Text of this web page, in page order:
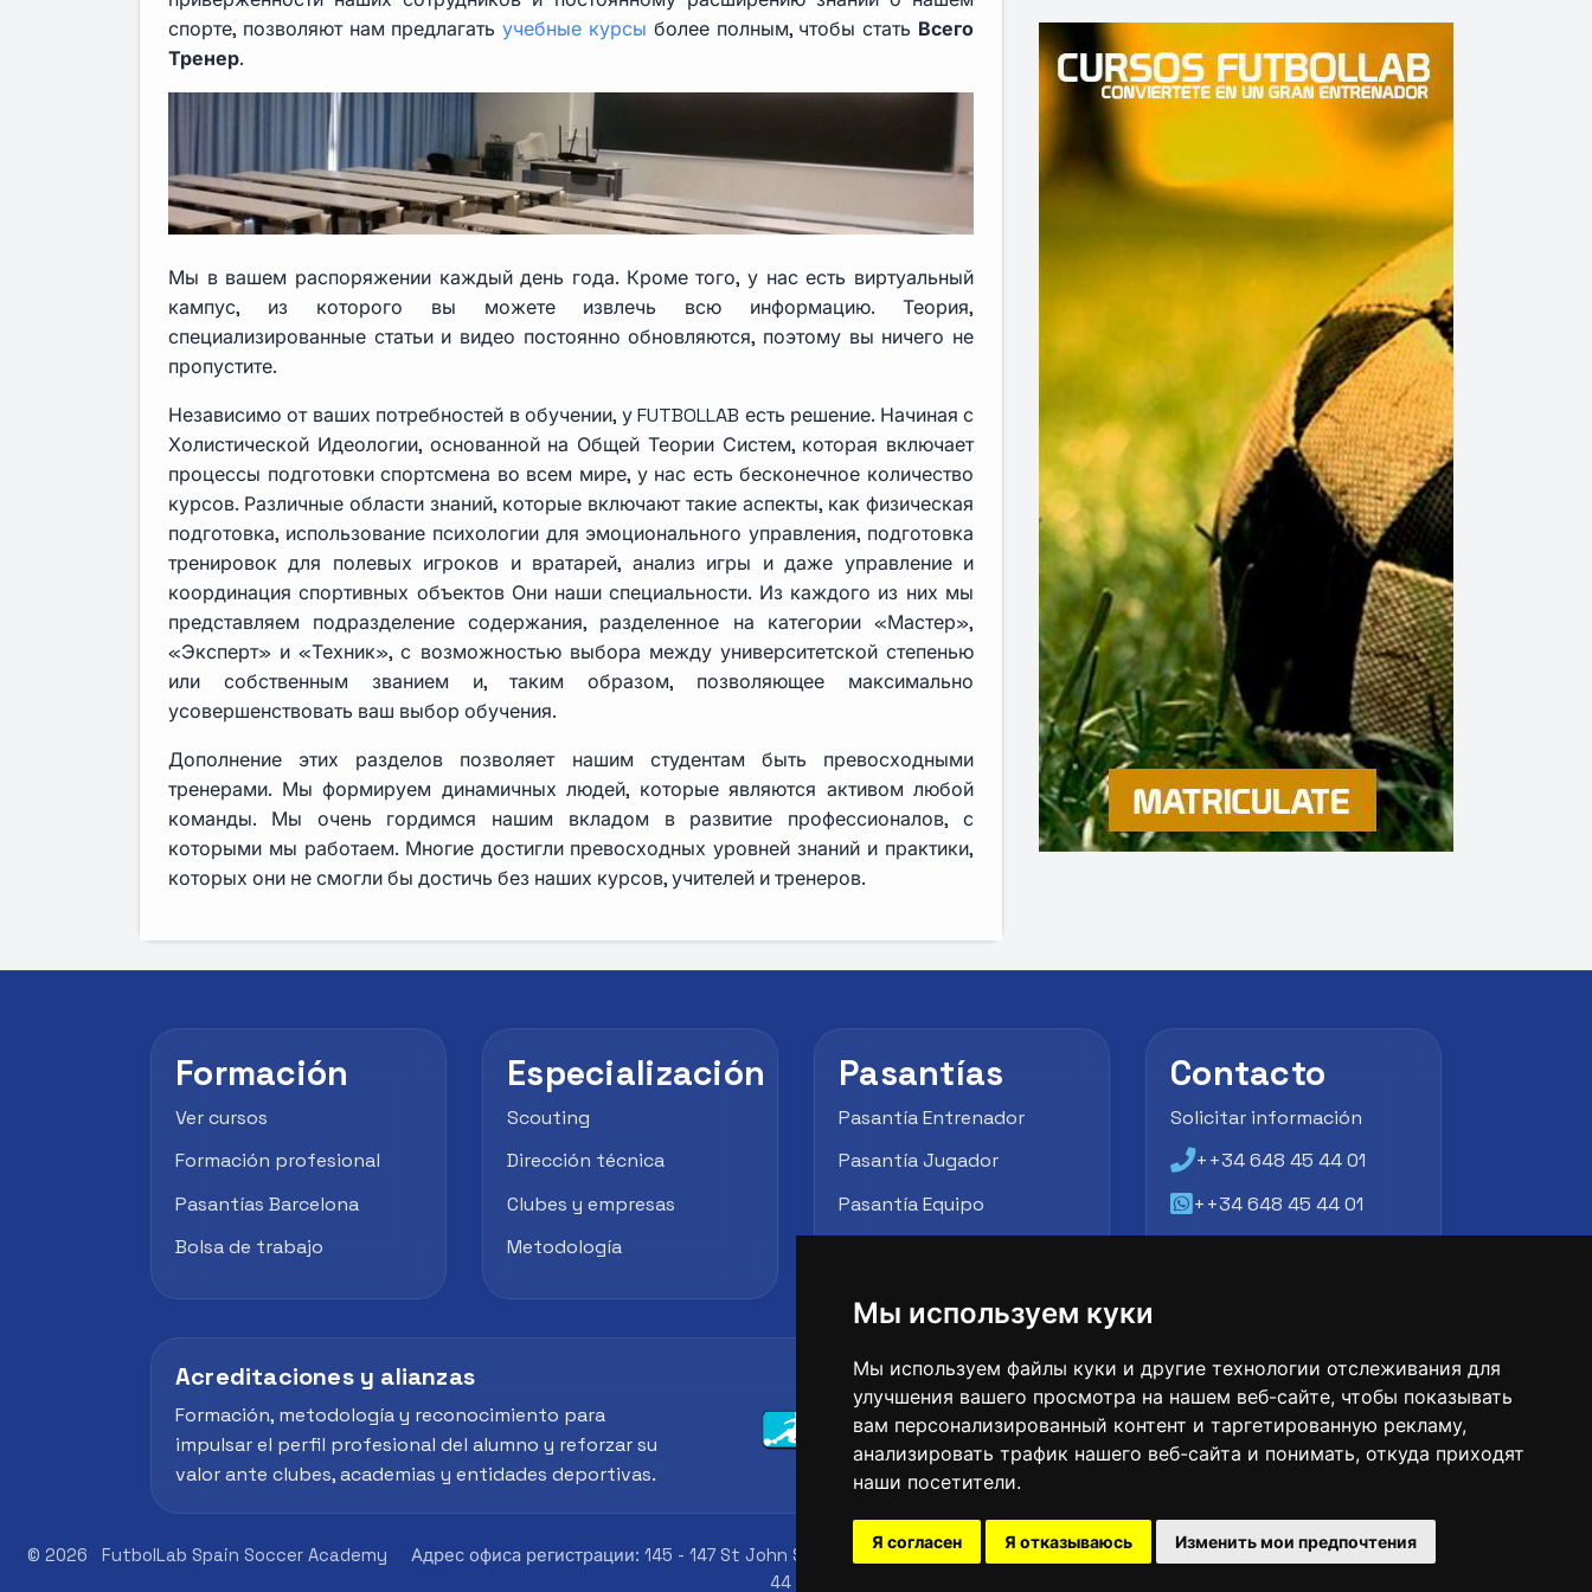
Мы используем куки
Мы используем файлы куки и другие технологии отслеживания для
улучшения вашего просмотра на нашем веб-сайте, чтобы показывать
вам персонализированный контент и таргетированную рекламу,
анализировать трафик нашего веб-сайта и понимать, откуда приходят
наши посетители.
Я согласен Я отказываюсь Изменить мои предпочтения
спорте, позволяют нам предлагатьучебные курсы более полным, чтобы стать Всего
Тренер.
Мы в вашем распоряжении каждый день года. Кроме того, у нас есть виртуальный
кампус, из которого вы можете извлечь всю информацию. Теория,
специализированные статьи и видео постоянно обновляются, поэтому вы ничего не
пропустите.
Независимо от ваших потребностей в обучении, у FUTBOLLAB есть решение. Начиная с
Холистической Идеологии, основанной на Общей Теории Систем, которая включает
процессы подготовки спортсмена во всем мире, у нас есть бесконечное количество
курсов. Различные области знаний, которые включают такие аспекты, как физическая
подготовка, использование психологии для эмоционального управления, подготовка
тренировок для полевых игроков и вратарей, анализ игры и даже управление и
координация спортивных объектов Они наши специальности. Из каждого из них мы
представляем подразделение содержания, разделенное на категории «Мастер»,
«Эксперт» и «Техник», с возможностью выбора между университетской степенью
или собственным званием и, таким образом, позволяющее максимально
усовершенствовать ваш выбор обучения.
Дополнение этих разделов позволяет нашим студентам быть превосходными
тренерами. Мы формируем динамичных людей, которые являются активом любой
команды. Мы очень гордимся нашим вкладом в развитие профессионалов, с
которыми мы работаем. Многие достигли превосходных уровней знаний и практики,
которых они не смогли бы достичь без наших курсов, учителей и тренеров.
Formación
Ver cursos
Formación profesional
Pasantías Barcelona
Bolsa de trabajo
Especialización
Scouting
Dirección técnica
Clubes y empresas
Metodología
Pasantías
Pasantía Entrenador
Pasantía Jugador
Pasantía Equipo
Contacto
Solicitar información
++34 648 45 44 01
++34 648 45 44 01
Acreditaciones y alianzas
Formación, metodología y reconocimiento para
impulsar el perfil profesional del alumno y reforzar su
valor ante clubes, academias y entidades deportivas.
© 2026 FutbolLab Spain Soccer Academy Адрес офиса регистрации: 145 - 147 St John St, London, EC1V 4PW, UK Идентификационный номер: 09033026
телефон: +34 648 45
44 01